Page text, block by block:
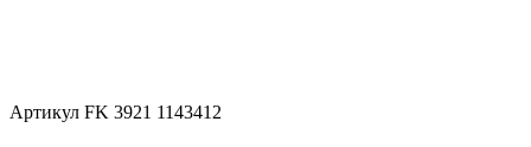
Артикул FK 3921 1143412